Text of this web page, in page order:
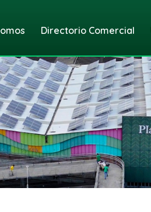
Directorio Comercial